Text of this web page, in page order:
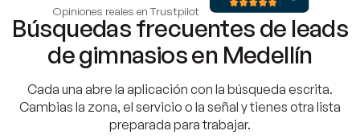
Opiniones reales en Trustpilot
Búsquedas frecuentes de leads
de gimnasios en Medellín
Cada una abre la aplicación con la búsqueda escrita.
Cambias la zona, el servicio o la señal y tienes otra lista
preparada para trabajar.